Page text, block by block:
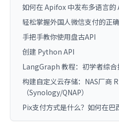
如何在 Apifox 中发布多语言的
轻松掌握外国人微信支付的正
手把手教你使用盘古API
创建 Python API
LangGraph 教程：初学者综合
构建自定义云存储：NAS厂商
（Synology/QNAP）
Pix支付方式是什么？如何在巴